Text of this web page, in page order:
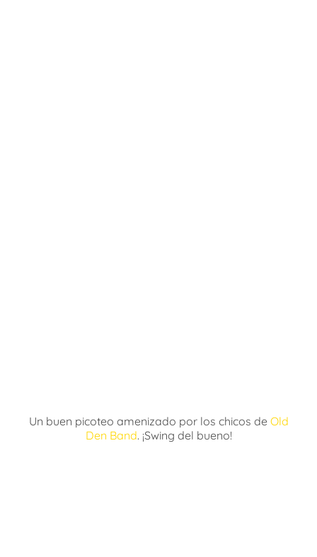
Un buen picoteo amenizado por los chicos de Old
Den Band. ¡Swing del bueno!